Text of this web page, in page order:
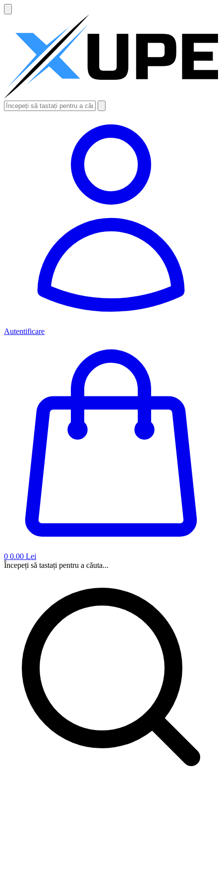
Autentificare
0 0.00 Lei
Începeți să tastați pentru a căuta...